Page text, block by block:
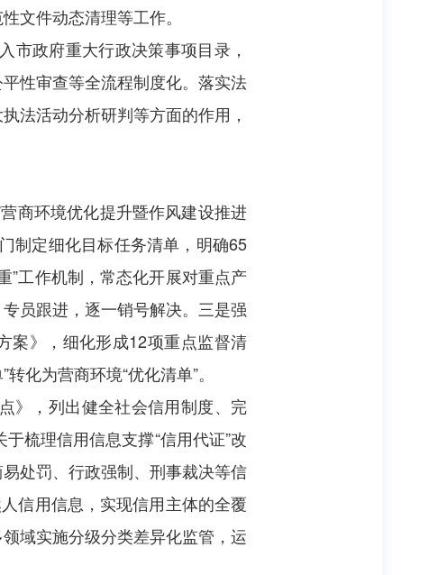
文件动态清理等工作。
市政府重大行政决策事项目录，
性审查等全流程制度化。落实法
法活动分析研判等方面的作用，
商环境优化提升暨作风建设推进
制定细化目标任务清单，明确65
”工作机制，常态化开展对重点产
员跟进，逐一销号解决。三是强
案》，细化形成12项重点监督清
化为营商环境“优化清单”。
》，列出健全社会信用制度、完
梳理信用信息支撑“信用代证”改
处罚、行政强制、刑事裁决等信
信用信息，实现信用主体的全覆
域实施分级分类差异化监管，运